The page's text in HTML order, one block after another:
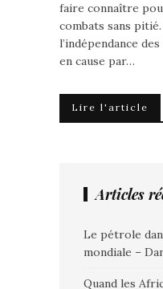
faire connaître
combats sans
l’indépendance
en cause par…
Lire l'article
Articles
Le pétrole
mondiale –
Quand les